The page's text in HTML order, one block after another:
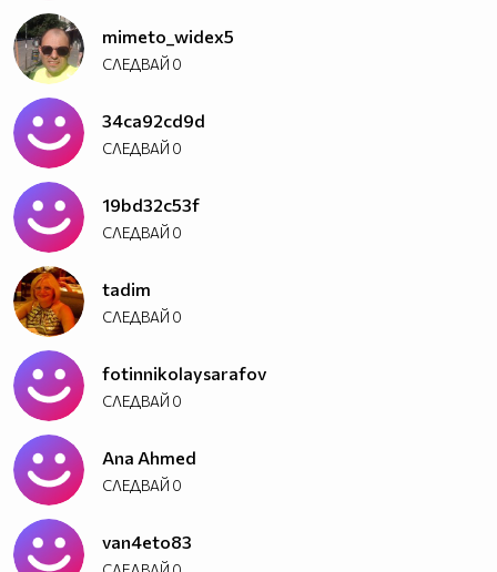
mimeto_widex5
СЛЕДВАЙ 0
34ca92cd9d
СЛЕДВАЙ 0
19bd32c53f
СЛЕДВАЙ 0
tadim
СЛЕДВАЙ 0
fotinnikolaysarafov
СЛЕДВАЙ 0
Ana Ahmed
СЛЕДВАЙ 0
van4eto83